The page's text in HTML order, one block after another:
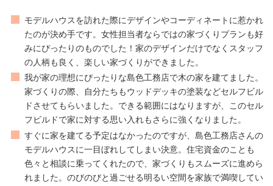
モデルハウスを訪れた際にデザインやコーディネートに惹かれ
たのが決め手です。女性担当者ならではの家づくりプランも好
みにぴったりのものでした！家のデザインだけでなくスタッフ
の人柄も良く、楽しい家づくりができました。
我が家の理想にぴったりな島色工務店で木の家を建てました。
家づくりの際、自分たちもウッドデッキの塗装などセルフビル
ドさせてもらいました。できる範囲にはなりますが、このセル
フビルドで家に対する思い入れもさらに強くなりました。
すぐに家を建てる予定はなかったのですが、島色工務店さんの
モデルハウスに一目ぼれしてしまい決意。住宅資金のことも
色々と相談に乗ってくれたので、家づくりもスムーズに進めら
れました。のびのびと過ごせる明るい空間を家族で満喫してい